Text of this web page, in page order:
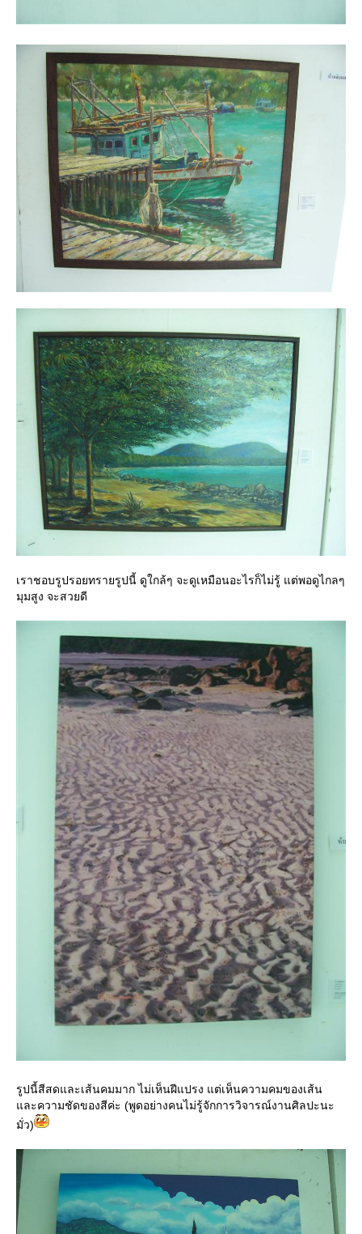
เราชอบรูปรอยทรายรูปนี้ ดูใกล้ๆ จะดูเหมือนอะไรก็ไม่รู้ แต่พอดูไกลๆ
มุมสูง จะสวยดี
รูปนี้สีสดและเส้นคมมาก ไม่เห็นฝีแปรง แต่เห็นความคมของเส้น
ละความชัดของสีค่ะ (พูดอย่างคนไม่รู้จักการวิจารณ์งานศิลปะนะ
มั่ว)